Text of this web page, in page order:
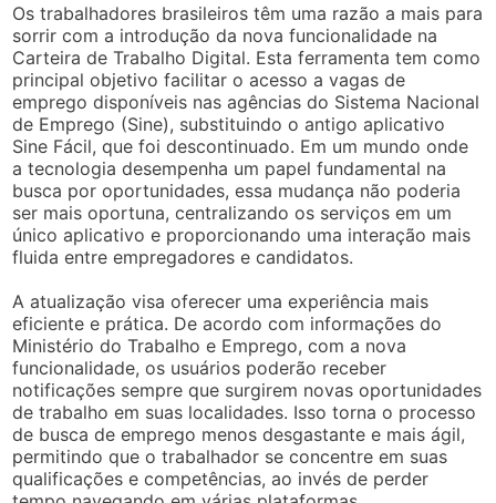
Os trabalhadores brasileiros têm uma razão a mais para
sorrir com a introdução da nova funcionalidade na
Carteira de Trabalho Digital. Esta ferramenta tem como
principal objetivo facilitar o acesso a vagas de
emprego disponíveis nas agências do Sistema Nacional
de Emprego (Sine), substituindo o antigo aplicativo
Sine Fácil, que foi descontinuado. Em um mundo onde
a tecnologia desempenha um papel fundamental na
busca por oportunidades, essa mudança não poderia
ser mais oportuna, centralizando os serviços em um
único aplicativo e proporcionando uma interação mais
fluida entre empregadores e candidatos.
A atualização visa oferecer uma experiência mais
eficiente e prática. De acordo com informações do
Ministério do Trabalho e Emprego, com a nova
funcionalidade, os usuários poderão receber
notificações sempre que surgirem novas oportunidades
de trabalho em suas localidades. Isso torna o processo
de busca de emprego menos desgastante e mais ágil,
permitindo que o trabalhador se concentre em suas
qualificações e competências, ao invés de perder